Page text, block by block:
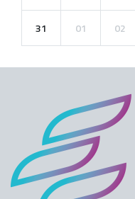
31 01 02